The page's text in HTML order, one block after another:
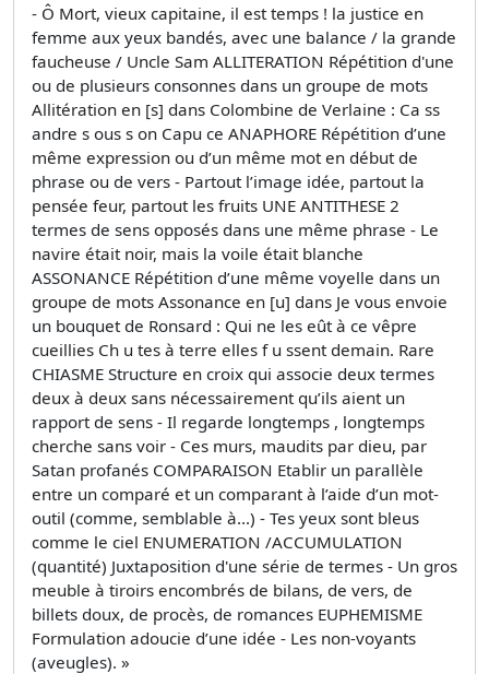
- Ô Mort, vieux capitaine, il est temps ! la justice en
femme aux yeux bandés, avec une balance / la grande
faucheuse / Uncle Sam ALLITERATION Répétition d'une
ou de plusieurs consonnes dans un groupe de mots
Allitération en [s] dans Colombine de Verlaine : Ca ss
andre s ous s on Capu ce ANAPHORE Répétition d’une
même expression ou d’un même mot en début de
phrase ou de vers - Partout l’image idée, partout la
pensée feur, partout les fruits UNE ANTITHESE 2
termes de sens opposés dans une même phrase - Le
navire était noir, mais la voile était blanche
ASSONANCE Répétition d’une même voyelle dans un
groupe de mots Assonance en [u] dans Je vous envoie
un bouquet de Ronsard : Qui ne les eût à ce vêpre
cueillies Ch u tes à terre elles f u ssent demain. Rare
CHIASME Structure en croix qui associe deux termes
deux à deux sans nécessairement qu’ils aient un
rapport de sens - Il regarde longtemps , longtemps
cherche sans voir - Ces murs, maudits par dieu, par
Satan profanés COMPARAISON Etablir un parallèle
entre un comparé et un comparant à l’aide d’un mot-
outil (comme, semblable à...) - Tes yeux sont bleus
comme le ciel ENUMERATION /ACCUMULATION
(quantité) Juxtaposition d'une série de termes - Un gros
meuble à tiroirs encombrés de bilans, de vers, de
billets doux, de procès, de romances EUPHEMISME
Formulation adoucie d’une idée - Les non-voyants
(aveugles). »